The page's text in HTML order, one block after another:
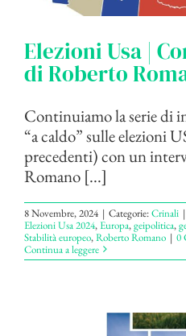
Elezioni Usa |
di Roberto
Continuiamo la serie di
“a caldo” sulle elezioni
precedenti) con un
Romano [...]
8 Novembre, 2024 | Categorie:Crinali |
Elezioni Usa 2024,Europa,geipolitica,
Stabilità europeo,Roberto Romano | 0
Continua a leggere